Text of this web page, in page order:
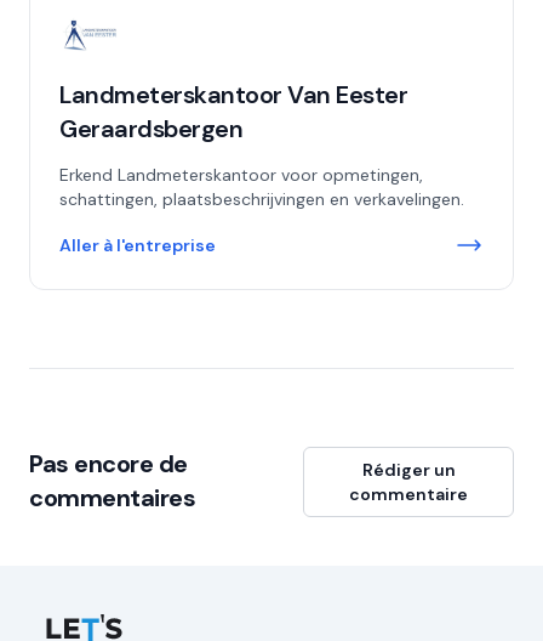
Landmeterskantoor Van Eester
Geraardsbergen
Erkend Landmeterskantoor voor opmetingen,
schattingen, plaatsbeschrijvingen en verkavelingen.
Aller à l'entreprise
Pas encore de
commentaires
Rédiger un
commentaire
Let's Connect